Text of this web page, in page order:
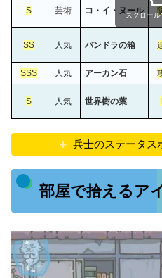
S 芸術 コ・イ・ヌール
SS 人気 パンドラの箱
SSS 人気 アーカン石
S 人気 世界樹の葉
スクロー
兵士のステータス
部屋で拾えるア